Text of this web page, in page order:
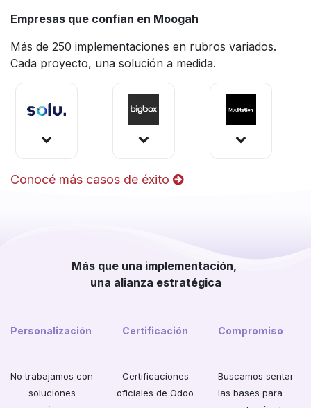
Empresas que confían en Moogah
Más de 250 implementaciones en rubros variados.
Cada proyecto, una solución a medida.
Conocé más casos de éxito
Más que una implementación,
una alianza estratégica
Personalización
No trabajamos con
soluciones
Certificación
Certificaciones
oficiales de Odoo
Compromiso
Buscamos sentar
las bases para